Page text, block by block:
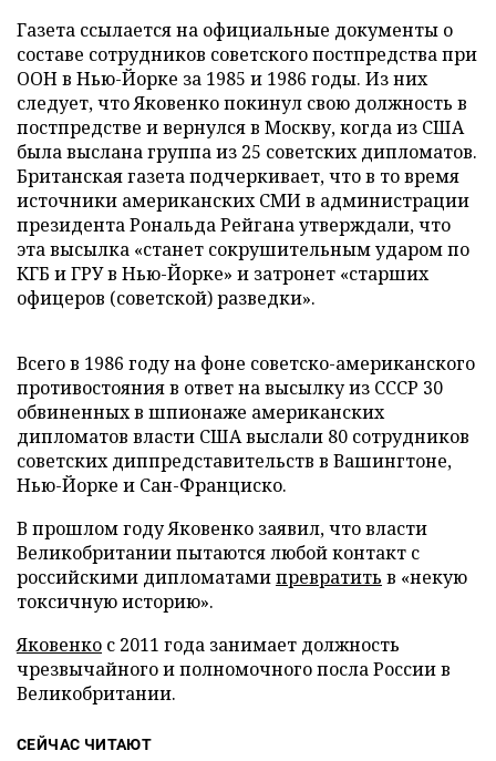
Газета ссылается на официальные документы о
составе сотрудников советского постпредства при
ООН в Нью-Йорке за 1985 и 1986 годы. Из них
следует, что Яковенко покинул свою должность в
постпредстве и вернулся в Москву, когда из США
была выслана группа из 25 советских дипломатов.
Британская газета подчеркивает, что в то время
источники американских СМИ в администрации
президента Рональда Рейгана утверждали, что
эта высылка «станет сокрушительным ударом по
КГБ и ГРУ в Нью-Йорке» и затронет «старших
офицеров (советской) разведки».
Всего в 1986 году на фоне советско-американского
противостояния в ответ на высылку из СССР 30
обвиненных в шпионаже американских
дипломатов власти США выслали 80 сотрудников
советских диппредставительств в Вашингтоне,
Нью-Йорке и Сан-Франциско.
В прошлом году Яковенко заявил, что власти
Великобритании пытаются любой контакт с
российскими дипломатамипревратить в «некую
токсичную историю».
Яковенко с 2011 года занимает должность
чрезвычайного и полномочного посла России в
Великобритании.
СЕЙЧАС ЧИТАЮТ